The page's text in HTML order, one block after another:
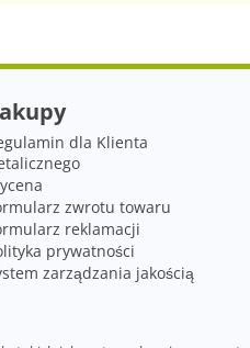
dla Klienta
zwrotu towaru
reklamacji
prywatności
zarządzania jakością